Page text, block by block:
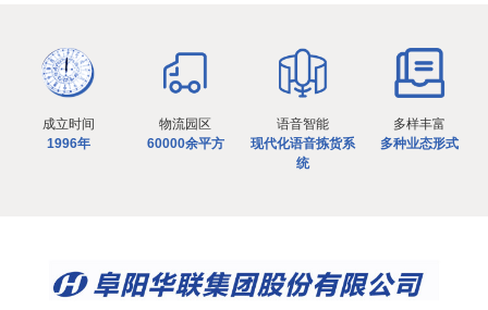
成立时间
1996年
物流园区
60000余平方
语音智能
现代化语音拣货系
统
多样丰富
多种业态形式